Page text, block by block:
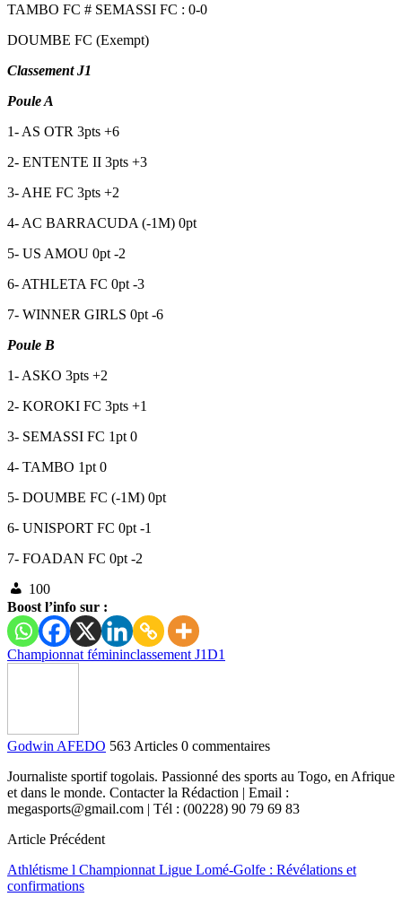
TAMBO FC # SEMASSI FC : 0-0
DOUMBE FC (Exempt)
Classement J1
Poule A
1- AS OTR 3pts +6
2- ENTENTE II 3pts +3
3- AHE FC 3pts +2
4- AC BARRACUDA (-1M) 0pt
5- US AMOU 0pt -2
6- ATHLETA FC 0pt -3
7- WINNER GIRLS 0pt -6
Poule B
1- ASKO 3pts +2
2- KOROKI FC 3pts +1
3- SEMASSI FC 1pt 0
4- TAMBO 1pt 0
5- DOUMBE FC (-1M) 0pt
6- UNISPORT FC 0pt -1
7- FOADAN FC 0pt -2
100
Boost l’info sur :
Championnat fémininclassement J1D1
Godwin AFEDO 563 Articles 0 commentaires
Journaliste sportif togolais. Passionné des sports au Togo, en Afrique
et dans le monde. Contacter la Rédaction | Email :
megasports@gmail.com | Tél : (00228) 90 79 69 83
Article Précédent
Athlétisme l Championnat Ligue Lomé-Golfe : Révélations et
confirmations